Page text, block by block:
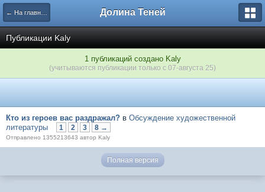
← На главную Долина Теней
Публикации Kaly
1 публикаций создано Kaly
(учитываются публикации только с 07-августа 25)
Кто из героев вас раздражал? в Обсуждение художественной
литературы
1 2 3 8 →
Отправлено 1355213643 автор Kaly
Полная версия